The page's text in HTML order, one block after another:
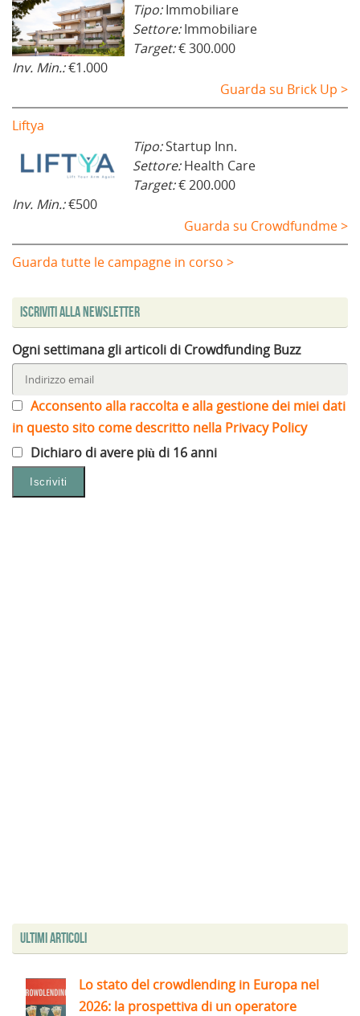
Tipo:Immobiliare
Settore:Immobiliare
Target:€ 300.000
Inv. Min.:€1.000
Guarda su Brick Up >
Liftya
Tipo:Startup Inn.
Settore:Health Care
Target:€ 200.000
Inv. Min.:€500
Guarda su Crowdfundme >
Guarda tutte le campagne in corso >
Iscriviti alla Newsletter
Ogni settimana gli articoli di Crowdfunding Buzz
Acconsento alla raccolta e alla gestione dei miei dati
in questo sito come descritto nella Privacy Policy
Dichiaro di avere più di 16 anni
Ultimi articoli
Lo stato del crowdlending in Europa nel
2026: la prospettiva di un operatore